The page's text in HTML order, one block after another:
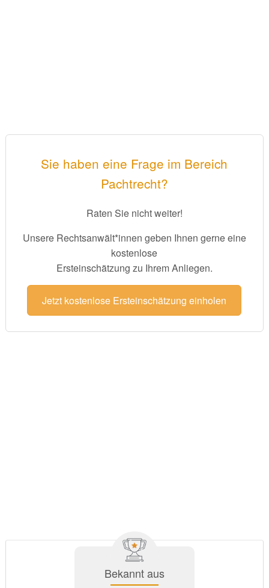
Sie haben eine Frage im Bereich
Pachtrecht?
Raten Sie nicht weiter!
Unsere Rechtsanwält*innen geben Ihnen gerne eine
kostenlose
Ersteinschätzung zu Ihrem Anliegen.
Jetzt kostenlose Ersteinschätzung einholen
Bekannt aus